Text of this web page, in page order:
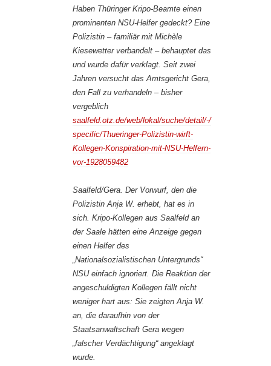
Haben Thüringer Kripo-Beamte einen
prominenten NSU-Helfer gedeckt? Eine
Polizistin – familiär mit Michèle
Kiesewetter verbandelt – behauptet das
und wurde dafür verklagt. Seit zwei
Jahren versucht das Amtsgericht Gera,
den Fall zu verhandeln – bisher
vergeblich
saalfeld.otz.de/web/lokal/suche/detail/-/
specific/Thueringer-Polizistin-wirft-
Kollegen-Konspiration-mit-NSU-Helfern-
vor-1928059482
Saalfeld/Gera. Der Vorwurf, den die
Polizistin Anja W. erhebt, hat es in
sich. Kripo-Kollegen aus Saalfeld an
der Saale hätten eine Anzeige gegen
einen Helfer des
„Nationalsozialistischen Untergrunds“
NSU einfach ignoriert. Die Reaktion der
angeschuldigten Kollegen fällt nicht
weniger hart aus: Sie zeigten Anja W.
an, die daraufhin von der
Staatsanwaltschaft Gera wegen
„falscher Verdächtigung“ angeklagt
wurde.